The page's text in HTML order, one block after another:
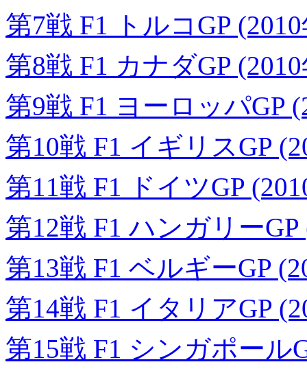
第7戦 F1 トルコGP
第8戦 F1 カナダGP
第9戦 F1 ヨーロッパGP
第10戦 F1 イギリスGP
第11戦 F1 ドイツGP
第12戦 F1 ハンガリー
第13戦 F1 ベルギーGP
第14戦 F1 イタリアGP
第15戦 F1 シンガポール